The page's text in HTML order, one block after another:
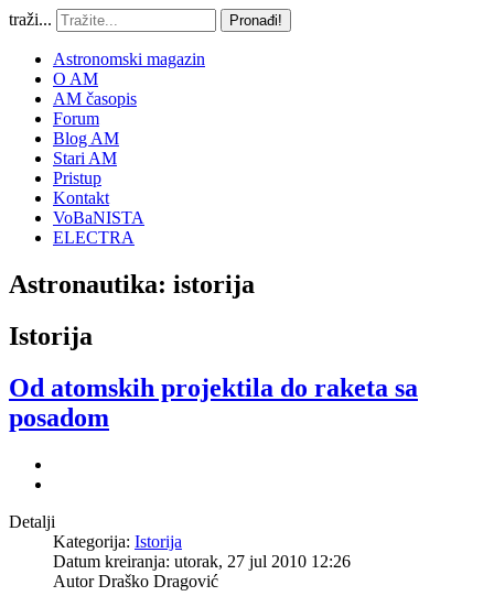
traži... Pronađi!
Astronomski magazin
O AM
AM časopis
Forum
Blog AM
Stari AM
Pristup
Kontakt
VoBaNISTA
ELECTRA
Astronautika: istorija
Istorija
Od atomskih projektila do raketa sa
posadom
Detalji
Kategorija: Istorija
Datum kreiranja: utorak, 27 jul 2010 12:26
Autor Draško Dragović